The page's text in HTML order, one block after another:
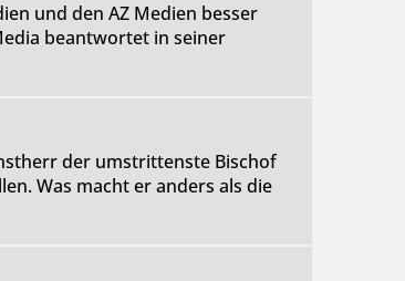
und den AZ Medien besser
beantwortet in seiner
der umstrittenste Bischof
Was macht er anders als die